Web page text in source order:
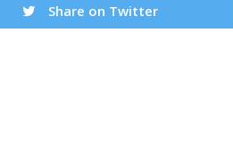
Share on Twitter